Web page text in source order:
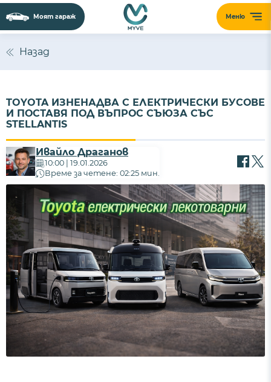
Меню
Моят гараж
Назад
TOYOTA ИЗНЕНАДВА С ЕЛЕКТРИЧЕСКИ БУСОВЕ
И ПОСТАВЯ ПОД ВЪПРОС СЪЮЗА СЪС
STELLANTIS
Ивайло Драганов
10:00 | 19.01.2026
Време за четене: 02:25 мин.